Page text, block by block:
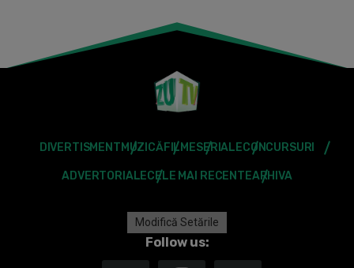
DIVERTISMENT MUZICĂFILMESERIALECONCURSURI
ADVERTORIALECELE MAI RECENTEARHIVA
Modifică Setările
Follow us: